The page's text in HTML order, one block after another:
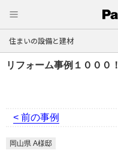
住まいの設備と建材
リフォーム事例１０００！
< 前の事例
岡山県 A様邸